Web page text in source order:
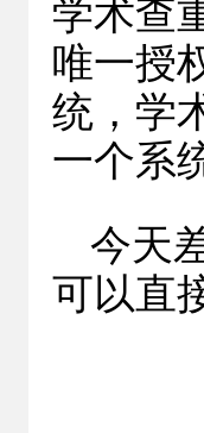
学术查
唯一授
统，学
一个系
今天
可以直